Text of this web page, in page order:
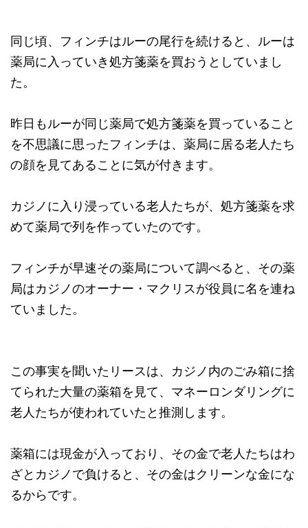
同じ頃、フィンチはルーの尾行を続けると、ルーは
薬局に入っていき処方箋薬を買おうとしていまし
た。
昨日もルーが同じ薬局で処方箋薬を買っていること
を不思議に思ったフィンチは、薬局に居る老人たち
の顔を見てあることに気が付きます。
カジノに入り浸っている老人たちが、処方箋薬を求
めて薬局で列を作っていたのです。
フィンチが早速その薬局について調べると、その薬
局はカジノのオーナー・マクリスが役員に名を連ね
ていました。
この事実を聞いたリースは、カジノ内のごみ箱に捨
てられた大量の薬箱を見て、マネーロンダリングに
老人たちが使われていたと推測します。
薬箱には現金が入っており、その金で老人たちはわ
ざとカジノで負けると、その金はクリーンな金にな
るからです。